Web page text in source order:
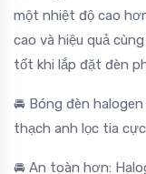
một nhiệt độ cao
cao và hiệu quả
tốt khi lắp đặt đèn
🚘 Bóng đèn
thạch anh lọc tia
🚘 An toàn hơn: